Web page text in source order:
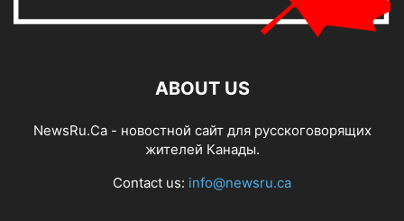
ABOUT US
NewsRu.Ca - новостной сайт для русскоговорящих
жителей Канады.
Contact us: info@newsru.ca